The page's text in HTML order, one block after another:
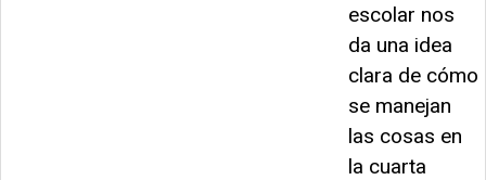
escolar nos
da una idea
clara de cómo
se manejan
las cosas en
la cuarta